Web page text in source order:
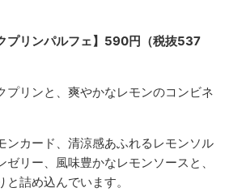
プリンパルフェ】590円（税抜537
プリンと、爽やかなレモンのコンビネ
ンカード、清涼感あふれるレモンソル
リー、風味豊かなレモンソースと、
詰め込んでいます。